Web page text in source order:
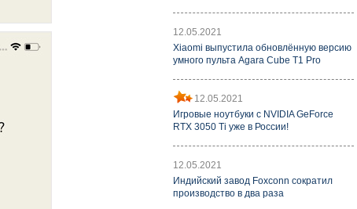
12.05.2021
Xiaomi выпустила обновлённую версию
умного пульта Agara Cube T1 Pro
12.05.2021
Игровые ноутбуки с NVIDIA GeForce
RTX 3050 Ti уже в России!
12.05.2021
Индийский завод Foxconn сократил
производство в два раза